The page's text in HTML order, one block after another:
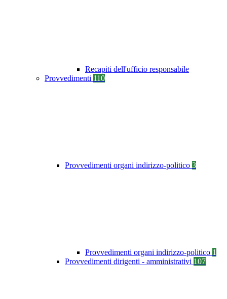
Recapiti dell'ufficio responsabile
Provvedimenti 110
Provvedimenti organi indirizzo-politico 3
Provvedimenti organi indirizzo-politico 1
Provvedimenti dirigenti - amministrativi 107